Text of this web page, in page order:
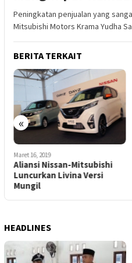
Peningkatan penjualan yang
Mitsubishi Motors Krama Yudha
BERITA TERKAIT
«
Maret 16, 2019
Aliansi Nissan-Mitsubishi
Luncurkan Livina Versi
Mungil
HEADLINES